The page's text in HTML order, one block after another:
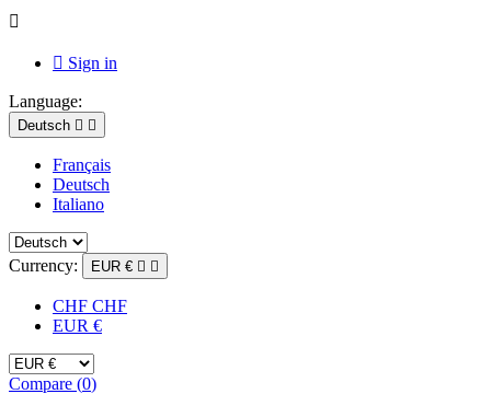

 Sign in
Language:
Deutsch  
Français
Deutsch
Italiano
Currency: EUR €  
CHF CHF
EUR €
Compare (0)